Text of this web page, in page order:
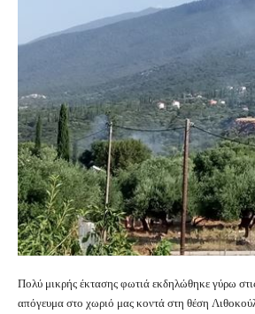
Πολύ μικρής έκτασης φωτιά εκδηλώθηκε γύρω
απόγευμα στο χωριό μας κοντά στη θέση